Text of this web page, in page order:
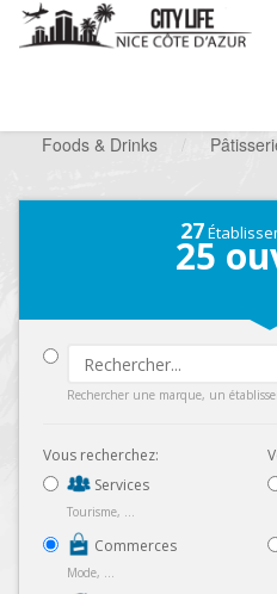
Foods & Drinks
/
27
25
Rechercher une marque, un
Vous recherchez:
Services
Tourisme, ...
Commerces
Mode, ...